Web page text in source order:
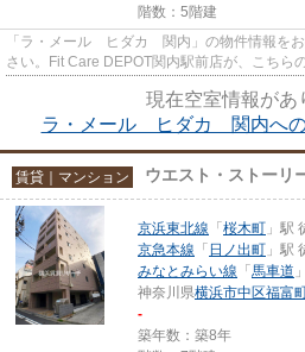
階数：5階建
「ラ・メール ヒダカ 関内」の物件情報を
さい。Fit Care DEPOT関内駅前店が、こちら
現在空室情報があ
ラ・メール ヒダカ 関内への
賃貸｜マンション ウエスト・ストーリ
京浜東北線 「 桜木町 」駅
京急本線 「 日ノ出町 」駅
みなとみらい線 「 馬車道
神奈川県横浜市中区福富
-
築年数：築8年